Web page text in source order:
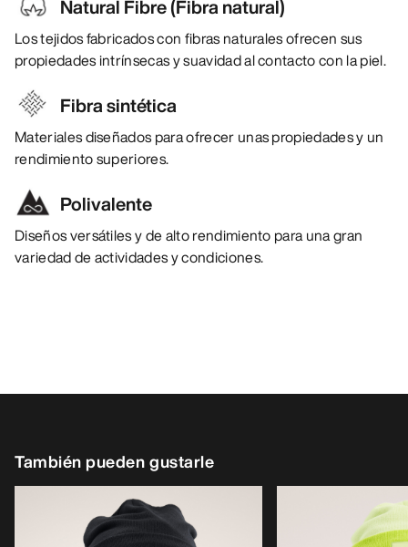
Natural Fibre (Fibra natural)
Los tejidos fabricados con fibras naturales ofrecen sus
propiedades intrínsecas y suavidad al contacto con la piel.
Fibra sintética
Materiales diseñados para ofrecer unas propiedades y un
rendimiento superiores.
Polivalente
Diseños versátiles y de alto rendimiento para una gran
variedad de actividades y condiciones.
También pueden gustarle